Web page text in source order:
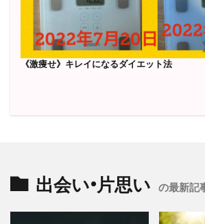
《激痩せ》キレイになるダイエット法
出会い•片思い の最新記